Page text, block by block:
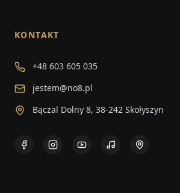
KONTAKT
+48 603 605 035
jestem@no8.pl
Bączal Dolny 8, 38-242 Skołyszyn